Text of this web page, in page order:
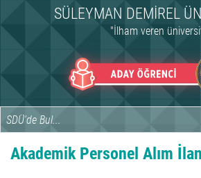
SÜLEYMAN DEMIREL
"İlham veren
ARAŞTIRMA
INTERNATIONAL
Akademik Personel Alım